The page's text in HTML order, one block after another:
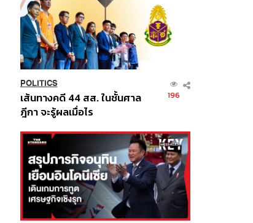
POLITICS
เส้นทางคดี 44 สส. ในชั้นศาล
ฎีกา จะรู้ผลเมื่อไร
196